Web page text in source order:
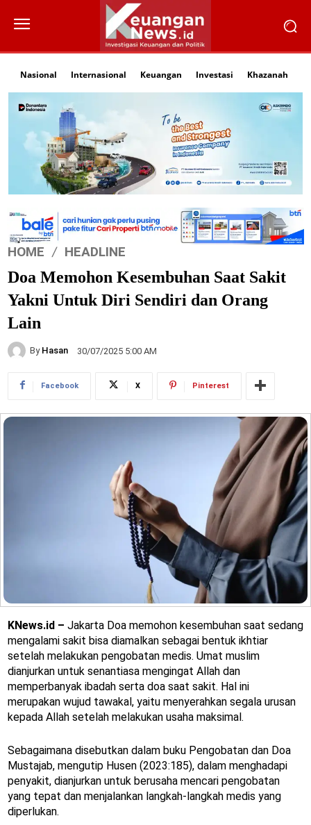
Nasional Internasional Keuangan Investasi Khazanah
HOME HEADLINE
Doa Memohon Kesembuhan Saat Sakit
Yakni Untuk Diri Sendiri dan Orang
Lain
By Hasan 30/07/2025 5:00 AM
Facebook X Pinterest
KNews.id – Jakarta Doa memohon kesembuhan saat sedang
mengalami sakit bisa diamalkan sebagai bentuk ikhtiar
setelah melakukan pengobatan medis. Umat muslim
dianjurkan untuk senantiasa mengingat Allah dan
memperbanyak ibadah serta doa saat sakit. Hal ini
merupakan wujud tawakal, yaitu menyerahkan segala urusan
kepada Allah setelah melakukan usaha maksimal.
Sebagaimana disebutkan dalam buku Pengobatan dan Doa
Mustajab, mengutip Husen (2023:185), dalam menghadapi
penyakit, dianjurkan untuk berusaha mencari pengobatan
yang tepat dan menjalankan langkah-langkah medis yang
diperlukan.